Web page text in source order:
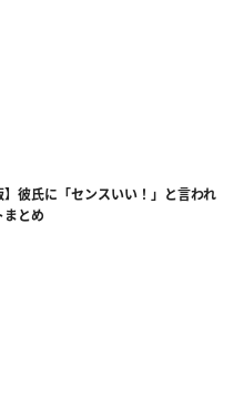
】彼氏に「センスいい！」と言われ
まとめ